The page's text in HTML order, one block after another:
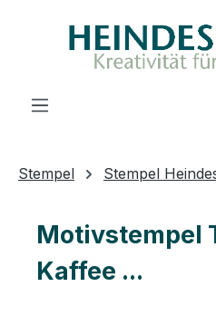
Zum Hauptinhalt springen
Stempel Stempel
Motivstempel
Kaffee ...